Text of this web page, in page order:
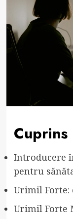
Cuprins
Introducere
pentru
Urimil Forte:
Urimil Forte